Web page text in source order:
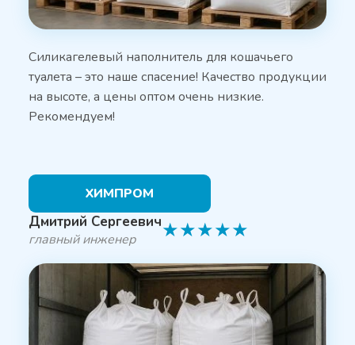
Силикагелевый наполнитель для кошачьего
туалета – это наше спасение! Качество продукции
на высоте, а цены оптом очень низкие.
Рекомендуем!
ХИМПРОМ
Дмитрий Сергеевич
главный инженер ★★★★★